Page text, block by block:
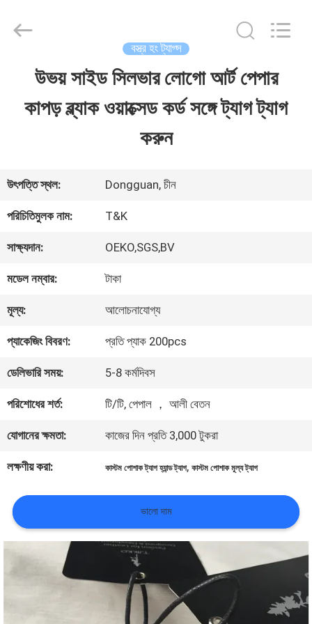
আমাদের
সম্পর্কে
কারখানা
ভ্রমণ
মান
নিয়ন্ত্রণ
করুন
খবর
সব
Garment
Accessories
বস্ত্র হং ট্যাগ্স
উভয় সাইড সিলভার লোগো আর্ট পেপার
কাপড় ব্ল্যাক ওয়াক্সেড কর্ড সঙ্গে ট্যাগ ট্যাগ
করুন
উৎপত্তি স্থল: Dongguan, চীন
পরিচিতিমুলক নাম: T&K
সাক্ষ্যদান: OEKO,SGS,BV
মডেল নম্বার: টাকা
মূল্য: আলোচনাযোগ্য
প্যাকেজিং বিবরণ: প্রতি প্যাক 200pcs
ডেলিভারি সময়: 5-8 কর্মদিবস
পরিশোধের শর্ত: টি/টি, পেপাল ， আলী বেতন
যোগানের ক্ষমতা: কাজের দিন প্রতি 3,000 টুকরা
লক্ষণীয় করা: কাস্টম পোশাক ট্যাগ হ্যান্ড ট্যাগ,কাস্টম পোশাক মূল্য ট্যাগ
ভালো দাম